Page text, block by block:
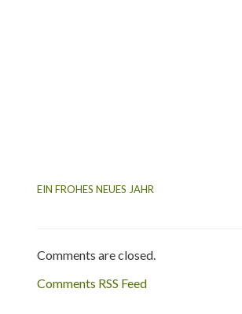
EIN FROHES NEUES JAHR
Comments are closed.
Comments RSS Feed